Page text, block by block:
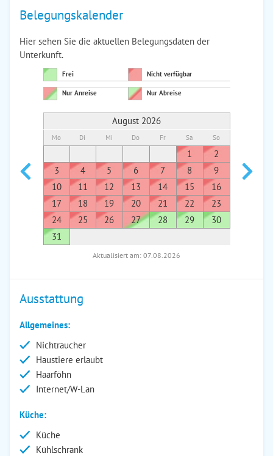
Belegungskalender
Hier sehen Sie die aktuellen Belegungsdaten der
Unterkunft.
Frei Nicht verfügbar
Nur Anreise Nur Abreise
August 2026
Mo Di Mi Do Fr Sa So
1
2
3
4 5 6 7 8
9
10
11 12 13 14 15
16
17
18 19 20 21 22
23
24
25 26 27 28 29
30
31
7
Aktualisiert am: 07.08.2026
Ausstattung
Allgemeines:
Nichtraucher
Haustiere erlaubt
Haarföhn
Internet/W-Lan
Küche:
Küche
Kühlschrank